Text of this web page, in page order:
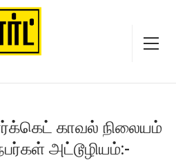
காவல் நிலையம்
அட்டூழியம்:-